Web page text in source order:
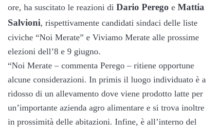
ore, ha suscitato le reazioni di Dario Perego e Mattia
Salvioni, rispettivamente candidati sindaci delle liste
civiche “Noi Merate” e Viviamo Merate alle prossime
elezioni dell’8 e 9 giugno.
“Noi Merate – commenta Perego – ritiene opportune
alcune considerazioni. In primis il luogo individuato è a
ridosso di un allevamento dove viene prodotto latte per
un’importante azienda agro alimentare e si trova inoltre
in prossimità delle abitazioni. Infine, è all’interno del